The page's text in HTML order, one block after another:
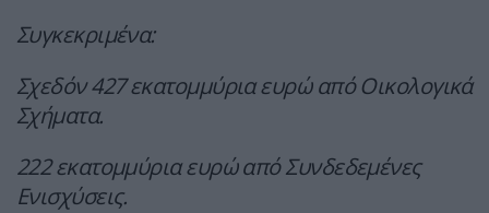
Συγκεκριμένα:
Σχεδόν 427 εκατομμύρια ευρώ από Οικολογικά
Σχήματα.
222 εκατομμύρια ευρώ από Συνδεδεμένες
Ενισχύσεις.